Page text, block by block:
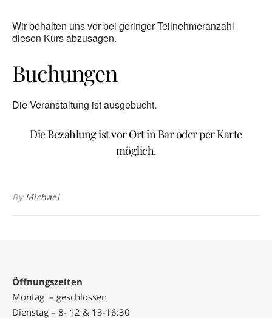
Wir behalten uns vor bei geringer Teilnehmeranzahl
diesen Kurs abzusagen.
Buchungen
Die Veranstaltung ist ausgebucht.
Die Bezahlung ist vor Ort in Bar oder per Karte
möglich.
By Michael
Öffnungszeiten
Montag – geschlossen
Dienstag – 8- 12 & 13-16:30